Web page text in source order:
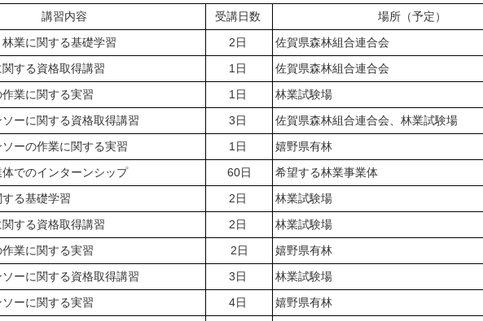
講習内容
受講日数
場所（予定）
業に関する基礎学習
2日
佐賀県森林組合連合会
する資格取得講習
1日
佐賀県森林組合連合会
業に関する実習
1日
林業試験場
ーに関する資格取得講習
3日
佐賀県森林組合連合会、林業試験場
ーの作業に関する実習
1日
嬉野県有林
でのインターンシップ
60日
希望する林業事業体
る基礎学習
2日
林業試験場
する資格取得講習
2日
林業試験場
業に関する実習
2日
嬉野県有林
ーに関する資格取得講習
3日
林業試験場
ーに関する実習
4日 嬉野県有林